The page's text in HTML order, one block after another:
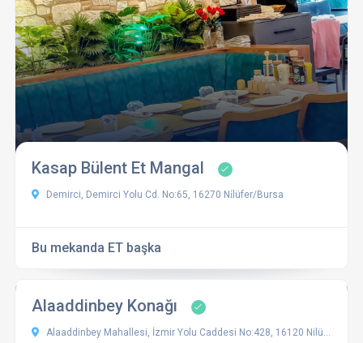
Kasap Bülent Et Mangal
Demirci, Demirci Yolu Cd. No:65, 16270 Ni̇lüfer/Bursa
Bu mekanda ET başka
Alaaddinbey Konağı
Alaaddinbey Mahallesi, İzmir Yolu Caddesi No:428, 16120 Nilüfer/Bursa